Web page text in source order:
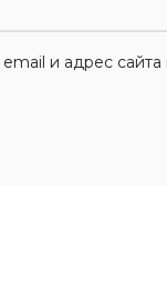
и адрес